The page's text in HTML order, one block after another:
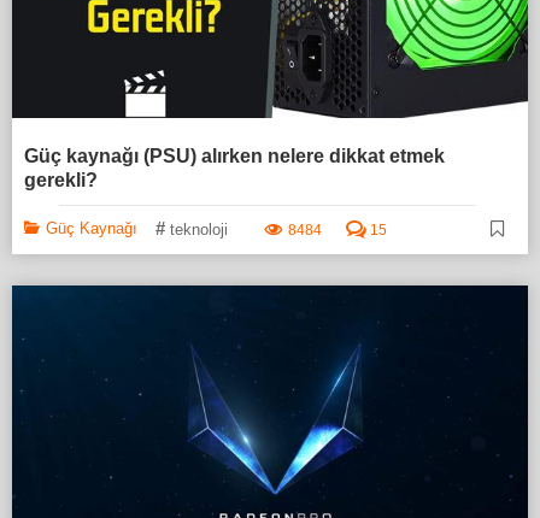
Güç kaynağı (PSU) alırken nelere dikkat etmek
gerekli?
Güç Kaynağı # teknoloji 8484 15